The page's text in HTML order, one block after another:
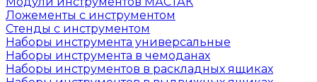
Ложементы с инструментом
Стенды с инструментом
Наборы инструмента универсальные
Наборы инструмента в чемоданах
Наборы инструментов в раскладных ящиках